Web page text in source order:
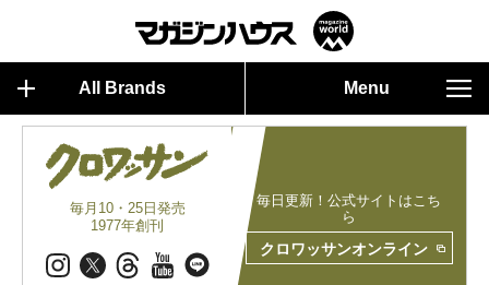
All Brands Menu
毎月10・25日発売
1977年創刊
毎日更新！公式サイトはこち
ら
クロワッサンオンライン